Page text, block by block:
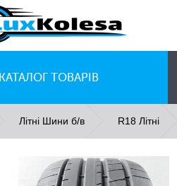
КАТАЛОГ ТОВАРІВ
ДИСКИ
Літні Шини б/в R18 Літні